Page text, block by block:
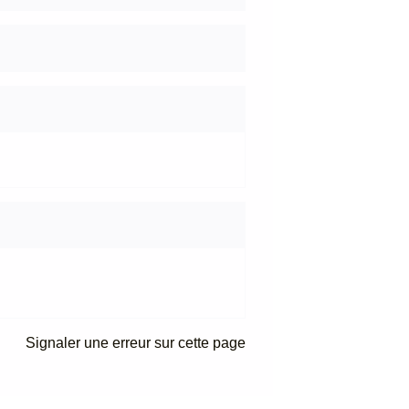
Signaler une erreur sur cette page